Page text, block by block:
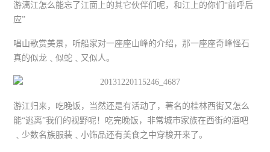
游漓江怎么能忘了江面上的其它伙伴们呢，和江上的你们“前呼后
应”
唱山歌赏美景，听船家对一座座山峰的介绍，那一座座奇峰怪石
真的似龙﹑似蛇﹑又似人。
游江归来，吃晚饭，当然还是有活动了，著名的桂林西街又怎么
能“逃离”我们的视野呢！吃完晚饭，非常城市家族在西街的酒吧
﹑少数名族服装﹑小饰品还有美食之中穿梭开来了。